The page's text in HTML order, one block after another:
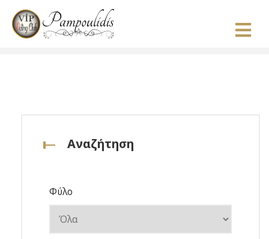
Αναζήτηση
Φύλο